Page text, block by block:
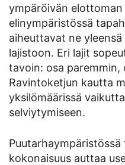
ympäröivän
elinympäristössä
aiheuttavat ne
lajistoon. Eri lajit
tavoin: osa paremmin,
Ravintoketjun kautta
yksilömäärissä
selviytymiseen.
Puutarhaympäristössä
kokonaisuus auttaa